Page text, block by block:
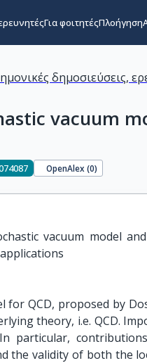
Για φοιτητέςΠλοήγηση
δημοσιεύσεις,
vacuum
OpenAlex (0)
vacuum model
for QCD, proposed by
theory, i.e. QCD.
particular,
the validity of both the